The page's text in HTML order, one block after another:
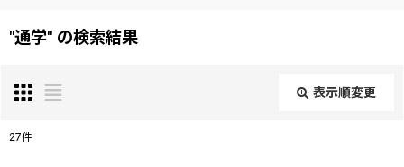
"通学" の検索結果
表示順変更
27件